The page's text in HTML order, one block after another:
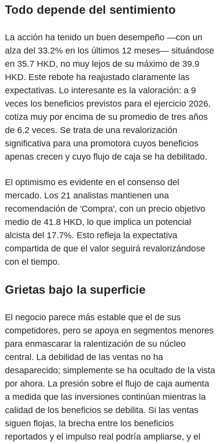
Todo depende del sentimiento
La acción ha tenido un buen desempeño —con un
alza del 33.2% en los últimos 12 meses— situándose
en 35.7 HKD, no muy lejos de su máximo de 39.9
HKD. Este rebote ha reajustado claramente las
expectativas. Lo interesante es la valoración: a 9
veces los beneficios previstos para el ejercicio 2026,
cotiza muy por encima de su promedio de tres años
de 6.2 veces. Se trata de una revalorización
significativa para una promotora cuyos beneficios
apenas crecen y cuyo flujo de caja se ha debilitado.
El optimismo es evidente en el consenso del
mercado. Los 21 analistas mantienen una
recomendación de 'Compra', con un precio objetivo
medio de 41.8 HKD, lo que implica un potencial
alcista del 17.7%. Esto refleja la expectativa
compartida de que el valor seguirá revalorizándose
con el tiempo.
Grietas bajo la superficie
El negocio parece más estable que el de sus
competidores, pero se apoya en segmentos menores
para enmascarar la ralentización de su núcleo
central. La debilidad de las ventas no ha
desaparecido; simplemente se ha ocultado de la vista
por ahora. La presión sobre el flujo de caja aumenta
a medida que las inversiones continúan mientras la
calidad de los beneficios se debilita. Si las ventas
siguen flojas, la brecha entre los beneficios
reportados y el impulso real podría ampliarse, y el